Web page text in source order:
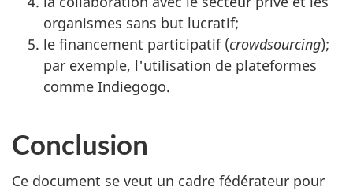
organismes sans but lucratif;
le financement participatif (crowdsourcing);
par exemple, l'utilisation de plateformes
comme Indiegogo.
Conclusion
Ce document se veut un cadre fédérateur pour